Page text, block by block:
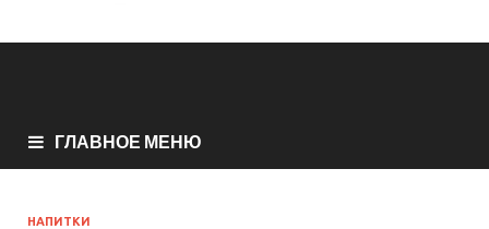
ГЛАВНОЕ МЕНЮ
НАПИТКИ